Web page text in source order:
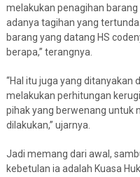
melakukan penagihan
adanya tagihan yang
barang yang datang HS
berapa,” terangnya.
“Hal itu juga yang ditanyakan
melakukan perhitungan
pihak yang berwenang untuk
dilakukan,” ujarnya.
Jadi memang dari awal,
kebetulan ia adalah Kuasa